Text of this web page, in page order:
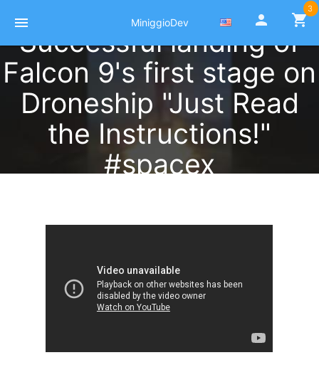
MiniggioDev
menu person shopping_cart
3
Successful landing of
Falcon 9's first stage on
Droneship "Just Read
the Instructions!"
#spacex